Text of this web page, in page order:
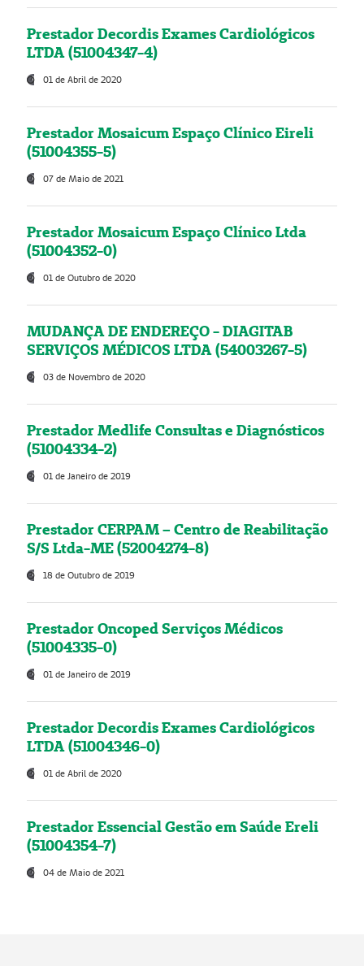
Prestador Decordis Exames Cardiológicos
LTDA (51004347-4)
01 de Abril de 2020
Prestador Mosaicum Espaço Clínico Eireli
(51004355-5)
07 de Maio de 2021
Prestador Mosaicum Espaço Clínico Ltda
(51004352-0)
01 de Outubro de 2020
MUDANÇA DE ENDEREÇO - DIAGITAB
SERVIÇOS MÉDICOS LTDA (54003267-5)
03 de Novembro de 2020
Prestador Medlife Consultas e Diagnósticos
(51004334-2)
01 de Janeiro de 2019
Prestador CERPAM – Centro de Reabilitação
S/S Ltda-ME (52004274-8)
18 de Outubro de 2019
Prestador Oncoped Serviços Médicos
(51004335-0)
01 de Janeiro de 2019
Prestador Decordis Exames Cardiológicos
LTDA (51004346-0)
01 de Abril de 2020
Prestador Essencial Gestão em Saúde Ereli
(51004354-7)
04 de Maio de 2021